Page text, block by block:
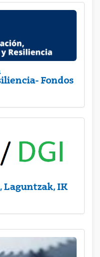
Fondos
Laguntzak, IK